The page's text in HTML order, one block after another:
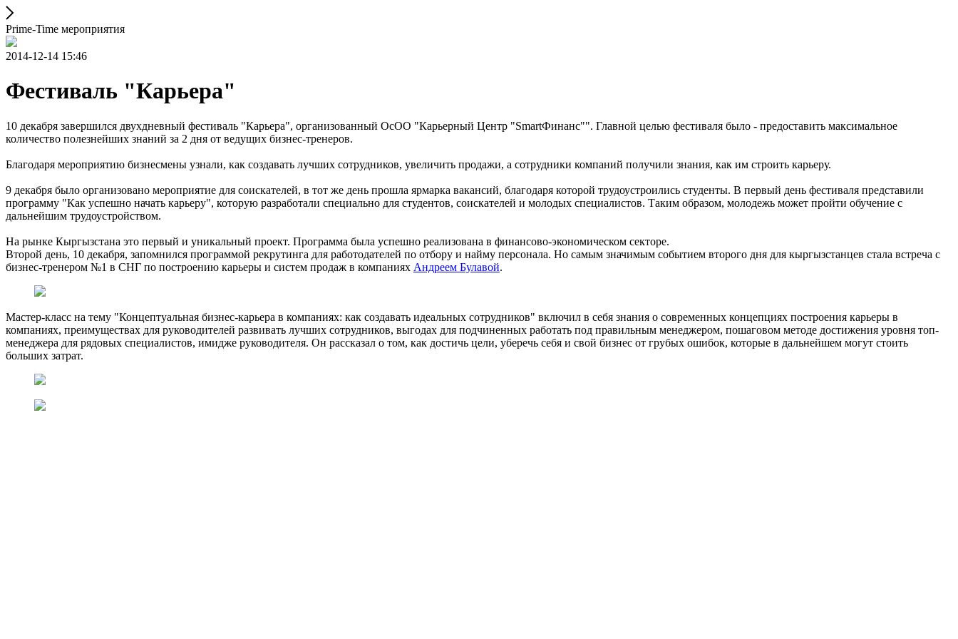
Prime-Time мероприятия
2014-12-14 15:46
Фестиваль "Карьера"
10 декабря завершился двухдневный фестиваль "Карьера", организованный ОсОО "Карьерный Центр "SmartФинанс"". Главной целью фестиваля было - предоставить максимальное
количество полезнейших знаний за 2 дня от ведущих бизнес-тренеров.
Благодаря мероприятию бизнесмены узнали, как создавать лучших сотрудников, увеличить продажи, а сотрудники компаний получили знания, как им строить карьеру.
9 декабря было организовано мероприятие для соискателей, в тот же день прошла ярмарка вакансий, благодаря которой трудоустроились студенты. В первый день фестиваля представили
программу "Как успешно начать карьеру", которую разработали специально для студентов, соискателей и молодых специалистов. Таким образом, молодежь может пройти обучение с
дальнейшим трудоустройством.
На рынке Кыргызстана это первый и уникальный проект. Программа была успешно реализована в финансово-экономическом секторе.
Второй день, 10 декабря, запомнился программой рекрутинга для работодателей по отбору и найму персонала. Но самым значимым событием второго дня для кыргызстанцев стала встреча с
бизнес-тренером №1 в СНГ по построению карьеры и систем продаж в компаниях Андреем Булавой.
Мастер-класс на тему "Концептуальная бизнес-карьера в компаниях: как создавать идеальных сотрудников" включил в себя знания о современных концепциях построения карьеры в
компаниях, преимуществах для руководителей развивать лучших сотрудников, выгодах для подчиненных работать под правильным менеджером, пошаговом методе достижения уровня топ-
менеджера для рядовых специалистов, имидже руководителя. Он рассказал о том, как достичь цели, уберечь себя и свой бизнес от грубых ошибок, которые в дальнейшем могут стоить
больших затрат.